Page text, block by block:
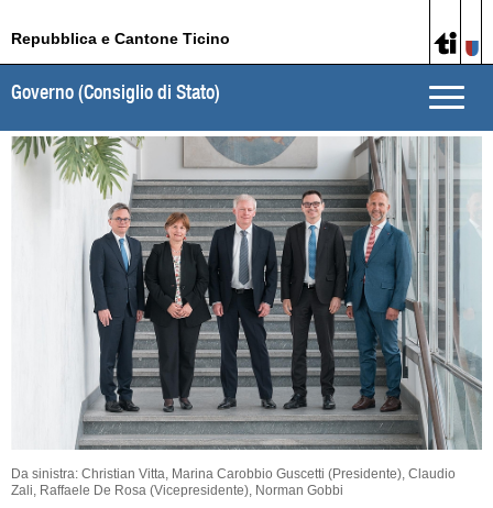
Repubblica e Cantone Ticino
Toggle
Governo (Consiglio di Stato)
Da sinistra: Christian Vitta, Marina Carobbio Guscetti (Presidente), Claudio
Zali, Raffaele De Rosa (Vicepresidente), Norman Gobbi